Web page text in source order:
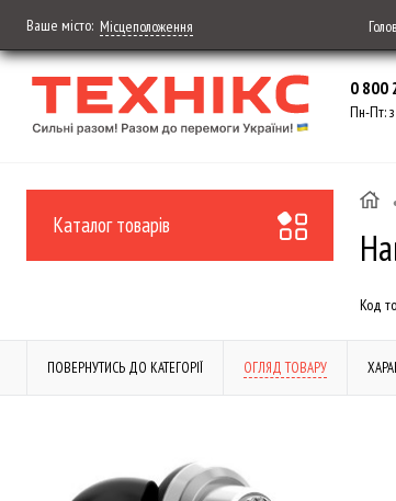
Ваше місто: Місцеположення
0 800
Пн-Пт:
Каталог товарів
Код
ПОВЕРНУТИСЬ ДО КАТЕГОРІЇ ОГЛЯД ТОВАРУ